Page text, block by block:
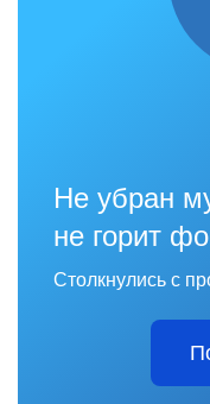
Не убран
не горит
Столкнулись с